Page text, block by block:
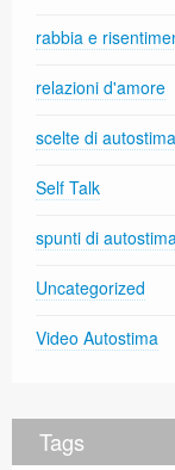
rabbia e
relazioni d'amore
scelte di autostima
Self Talk
spunti di
Uncategorized
Video Autostima
Tags